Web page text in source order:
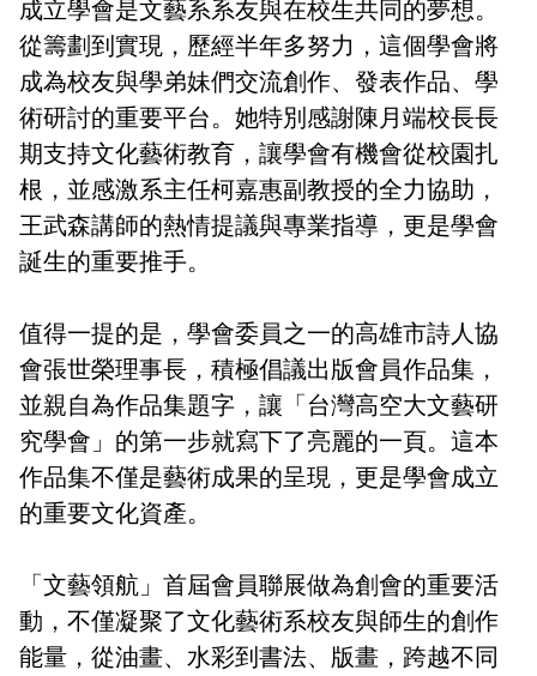
成立學會是文藝系系友與在校生共同的夢想。
從籌劃到實現，歷經半年多努力，這個學會將
成為校友與學弟妹們交流創作、發表作品、學
術研討的重要平台。她特別感謝陳月端校長長
期支持文化藝術教育，讓學會有機會從校園扎
根，並感激系主任柯嘉惠副教授的全力協助，
王武森講師的熱情提議與專業指導，更是學會
誕生的重要推手。
值得一提的是，學會委員之一的高雄市詩人協
會張世榮理事長，積極倡議出版會員作品集，
並親自為作品集題字，讓「台灣高空大文藝研
究學會」的第一步就寫下了亮麗的一頁。這本
作品集不僅是藝術成果的呈現，更是學會成立
的重要文化資產。
「文藝領航」首屆會員聯展做為創會的重要活
動，不僅凝聚了文化藝術系校友與師生的創作
能量，從油畫、水彩到書法、版畫，跨越不同